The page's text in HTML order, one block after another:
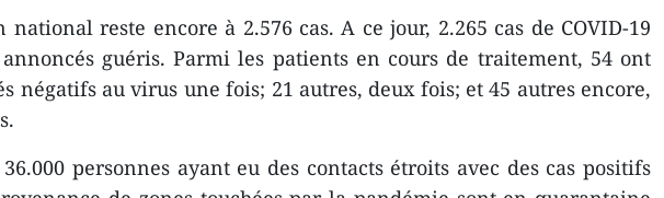
national reste encore à 2.576 cas. A ce jour, 2.265 cas de COVID-19
guéris. Parmi les patients en cours de traitement, 54 ont
négatifs au virus une fois; 21 autres, deux fois; et 45 autres encore,
personnes ayant eu des contacts étroits avec des cas positifs